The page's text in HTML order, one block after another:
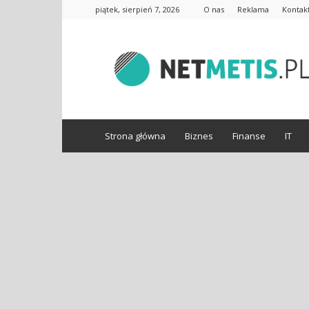
piątek, sierpień 7, 2026 O nas Reklama
Strona główna Biznes Finanse IT